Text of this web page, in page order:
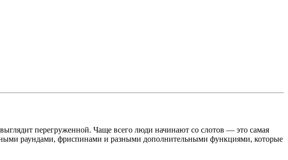
перегруженной. Чаще всего люди начинают со слотов — это самая
раундами, фриспинами и разными дополнительными функциями, которые